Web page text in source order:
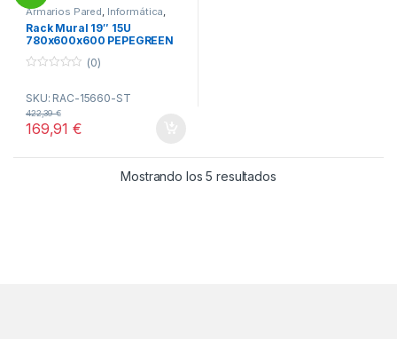
Armarios Pared, Informática,
Racks
Rack Mural 19″ 15U
780x600x600 PEPEGREEN
u
o
f
(0)
SKU: RAC-15660-ST
169,91€
422,39€
Mostrando los 5 resultadosOrdenado por